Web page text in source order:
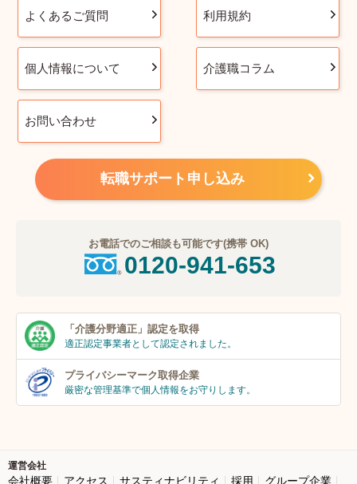
よくあるご質問 利用規約
個人情報について 介護職コラム
お問い合わせ
転職サポート申し込み
お電話でのご相談も可能です(携帯 OK)
0120-941-653
「介護分野適正」 認定を取得
適正認定事業者として認定されました。
プライバシーマーク取得企業
厳密な管理基準で個人情報をお守りします。
運営会社
会社概要 アクセス サスティナビリティ 採用 グループ企業